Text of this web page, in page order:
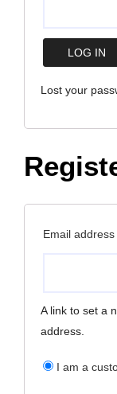
LOG IN
Lost your
Email address
A link to set a
address.
I am a